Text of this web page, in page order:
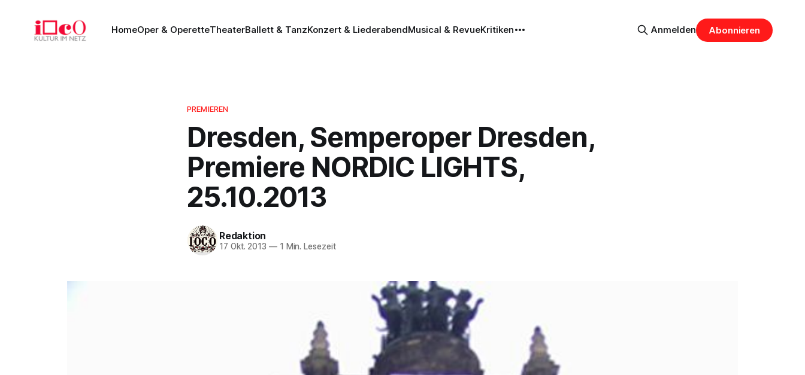
HomeOper & OperetteTheaterBallett & TanzKonzert & LiederabendMusical & RevueKritiken Anmelden Abonnieren
PREMIEREN
Dresden, Semperoper Dresden,
Premiere NORDIC LIGHTS,
25.10.2013
Redaktion
17 Okt. 2013 —1 Min. Lesezeit